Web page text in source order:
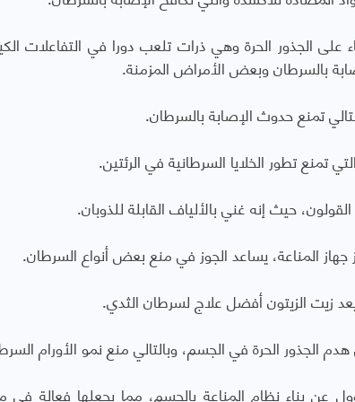
الجذور الحرة وهي ذرات تلعب دورا في التفاعلات
بالسرطان وبعض الأمراض المزمنة.
تمنع حدوث الإصابة بالسرطان.
تمنع تطور الخلايا السرطانية في الرئتين.
حيث إنه غني بالألياف القابلة للذوبان.
زيت الزيتون أفضل علاج لسرطان الثدي.
الجذور الحرة في الجسم، وبالتالي منع نمو الأورام
عن بناء نظام المناعة بالجسم، مما يجعلها فعالة في